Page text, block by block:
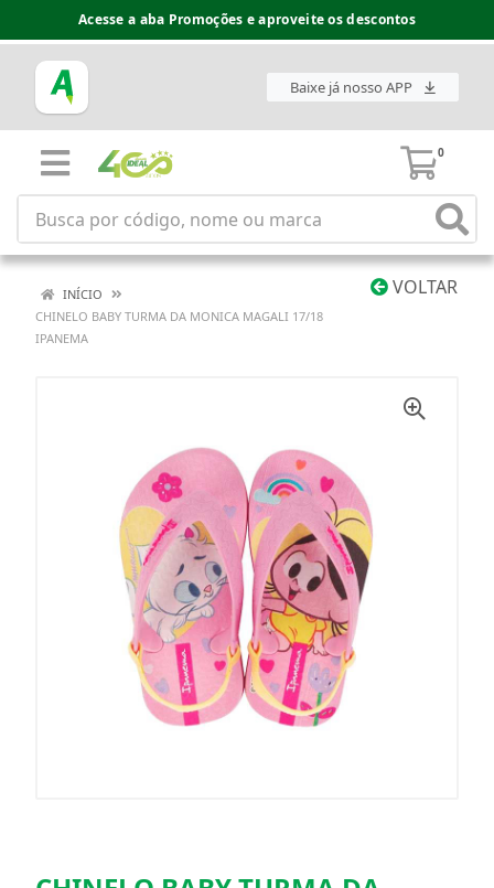
Acesse a aba Promoções e aproveite os descontos
Baixe já nosso APP
0
VOLTAR
INÍCIO
CHINELO BABY TURMA DA MONICA MAGALI 17/18
IPANEMA